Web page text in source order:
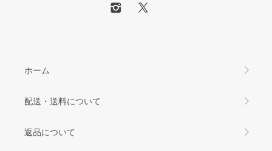
ホーム
配送・送料について
返品について